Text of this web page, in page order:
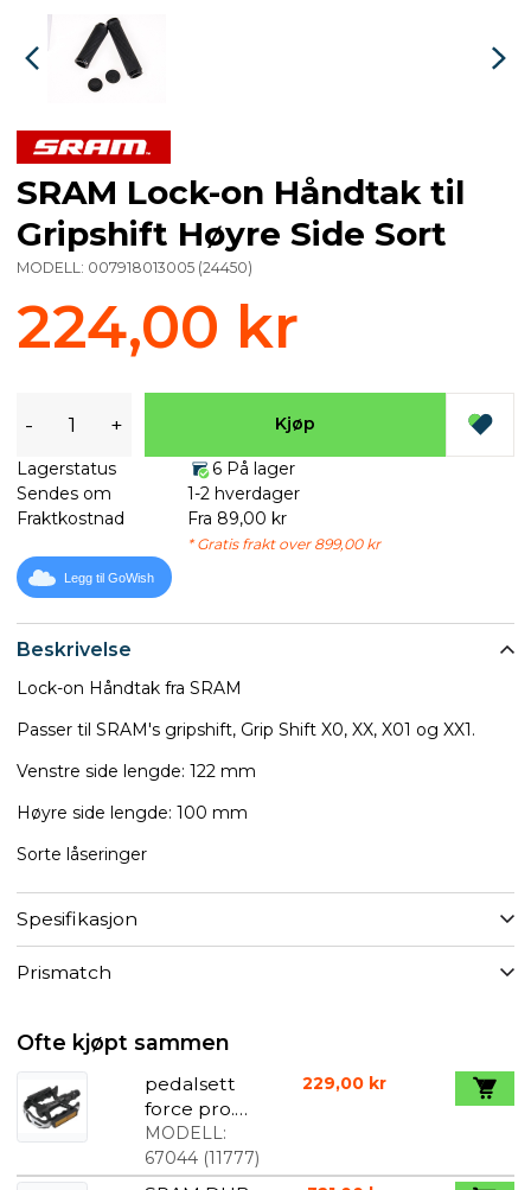
Beskrivelse
Lock-on Håndtak fra SRAM
Passer til SRAM's gripshift, Grip Shift X0, XX, X01 og XX1.
Venstre side lengde: 122 mm
Høyre side lengde: 100 mm
Sorte låseringer
Spesifikasjon
Prismatch
SRAM Lock-on Håndtak til
Gripshift Høyre Side Sort
MODELL: 007918013005 (24450)
224,00 kr
- + Kjøp
Lagerstatus
6 På lager
Sendes om
1-2 hverdager
Fraktkostnad
Fra 89,00 kr
* Gratis frakt over 899,00 kr
Legg til GoWish
Ofte kjøpt sammen
pedalsett
force pro.
lager
MODELL:
67044(11777)
229,00 kr